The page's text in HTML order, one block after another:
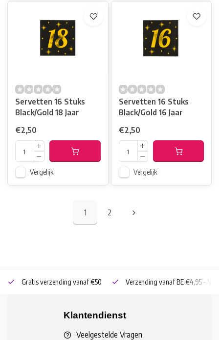
Servetten 16 Stuks
Black/Gold 18 Jaar
€2,50
Vergelijk
Servetten 16 Stuks
Black/Gold 16 Jaar
€2,50
Vergelijk
1 2
Gratis verzending vanaf €50 Verzending vanaf BE €4,95 - NL
Klantendienst
Veelgestelde Vragen